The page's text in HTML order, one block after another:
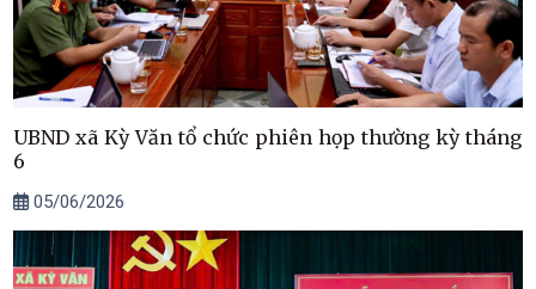
UBND xã Kỳ Văn tổ chức phiên họp thường kỳ tháng
6
05/06/2026